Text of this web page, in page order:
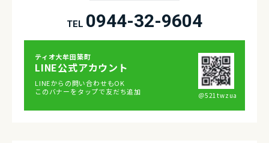
TEL 0944-32-9604
ティオ⼤牟⽥築町
LINE公式アカウント
LINEからの問い合わせもOK
このバナーをタップで友だち追加
＠521twzua